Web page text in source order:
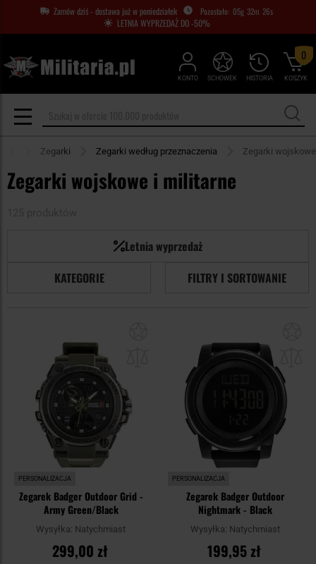
Zamów dziś - dostawa już w poniedziałek 05g 32m 25s
LETNIA WYPRZEDAŻ DO -50%
KONTO HISTORIA
SCHOWEK KOSZYK
0
Zegarki Zegarki według przeznaczenia Zegarki wojskowe
Zegarki wojskowe i militarne
Letnia wyprzedaż
KATEGORIE
FILTRY I SORTOWANIE
PERSONALIZACJA
Zegarek Badger Outdoor Grid -
Army Green/Black
Wysyłka: Natychmiast
299,00 zł
PERSONALIZACJA
Zegarek Badger Outdoor
Nightmark - Black
Wysyłka: Natychmiast
199,95 zł